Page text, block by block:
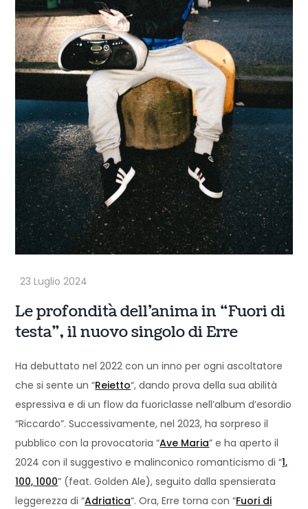
Le profondità dell’anima in “Fuori di
testa”, il nuovo singolo di Erre
Ha debuttato nel 2022 con un inno per ogni ascoltatore
che si sente un “Reietto“, dando prova della sua abilità
espressiva e di un flow da fuoriclasse nell’album d’esordio
“Riccardo”. Successivamente, nel 2023, ha sorpreso il
pubblico con la provocatoria “Ave Maria” e ha aperto il
2024 con il suggestivo e malinconico romanticismo di “1,
100, 1000” (feat. Golden Ale), seguito dalla spensierata
leggerezza di “Adriatica“. Ora, Erre torna con “Fuori di